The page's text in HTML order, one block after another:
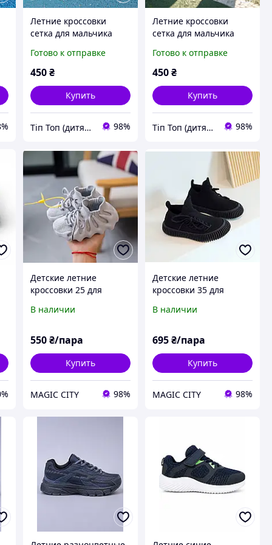
Летние кроссовки
сетка для мальчика
подошва Размеры: 21-
23
Готово к отправке
450 ₴
Купить
Тіп Топ (дитяче взуття) 98%
Летние кроссовки
сетка для мальчика
подошва черные
Размеры: 20,21
Готово к отправке
450₴
Купить
Тіп Топ (дитяче взуття) 98%
Детские летние
кроссовки 25 для
серые текстильные
В наличии
550 ₴/пара
Купить
MAGIC CITY 98%
Детские летние
кроссовки 35 для
текстильные
В наличии
695₴/пара
Купить
MAGIC CITY 98%